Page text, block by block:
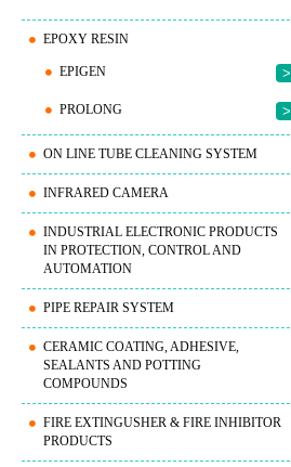
EPOXY RESIN
EPIGEN >
PROLONG >
ON LINE TUBE CLEANING SYSTEM
INFRARED CAMERA
INDUSTRIAL ELECTRONIC PRODUCTS
IN PROTECTION, CONTROL AND
AUTOMATION
PIPE REPAIR SYSTEM
CERAMIC COATING, ADHESIVE,
SEALANTS AND POTTING
COMPOUNDS
FIRE EXTINGUSHER & FIRE INHIBITOR
PRODUCTS